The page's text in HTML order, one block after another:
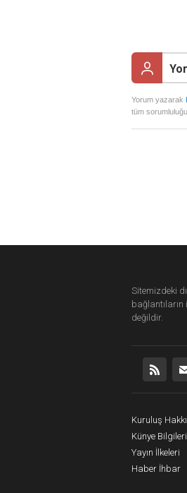
Yorum yazarak
tüm
Sitemizdeki
bağlantıların
değildir.
Kuruluş
Künye Bilgileri
Yayın İlkeleri
Haber İhbar